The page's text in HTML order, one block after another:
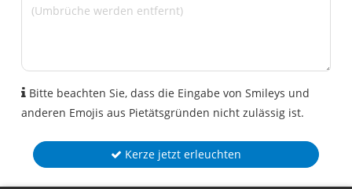
Bitte beachten Sie, dass die Eingabe von Smileys und
anderen Emojis aus Pietätsgründen nicht zulässig ist.
Kerze jetzt erleuchten